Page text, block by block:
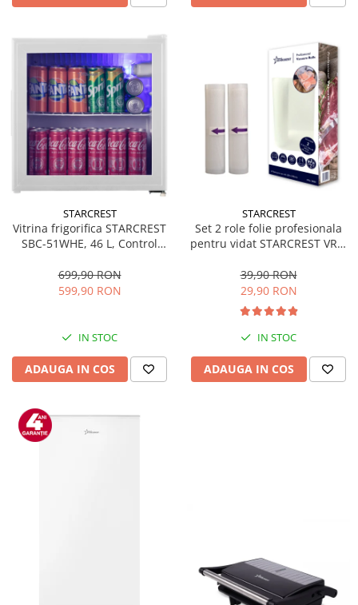
STARCREST
Vitrina frigorifica STARCREST
SBC-51WHE, 46 L, Control
48.8 cm, Alb
699,90 RON
599,90 RON
IN STOC
ADAUGA IN COS
STARCREST
Set 2 role folie profesionala
pentru vidat STARCREST VRL-
reutilizabile, sous vide,
lavabile in masina de spalat,
fara BPA, transparent
39,90 RON
29,90 RON
IN STOC
ADAUGA IN COS